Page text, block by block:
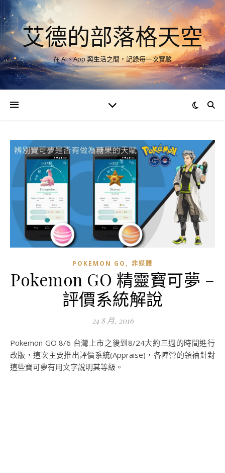
艾德的部落格天空
在 AI、App 與生活之間，記錄每一次實驗
POKEMON GO , 非媒體
Pokemon GO 精靈寶可夢 –
評價系統解說
24 8 月, 2016
Pokemon GO 8/6 台灣上市之後到8/24大約三週的時間進行
改版，這次主要推出評價系統(Appraise)，各陣營的領袖針對
這些寶可夢有用文字說明其等級。